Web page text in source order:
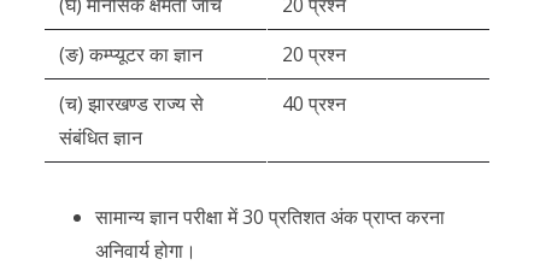
(ङ) कम्प्यूटर का ज्ञान
20 प्रश्न
(च) झारखण्ड राज्य से
संबंधित ज्ञान
40 प्रश्न
सामान्य ज्ञान परीक्षा में 30 प्रतिशत अंक प्राप्त करना
अनिवार्य होगा।